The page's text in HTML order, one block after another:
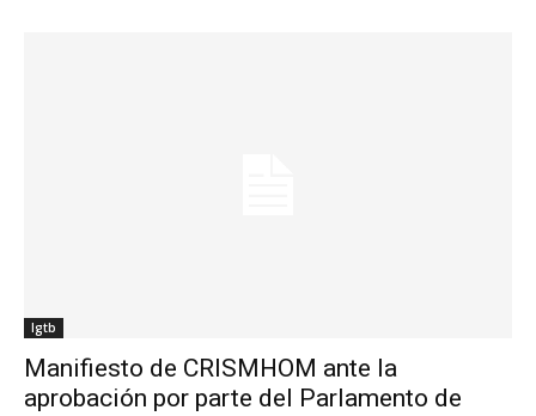
lgtb
Manifiesto de CRISMHOM ante la
aprobación por parte del Parlamento de